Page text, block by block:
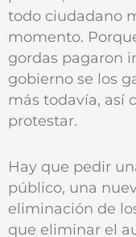
todo ciudadano
momento.
gordas pagaron
gobierno se los
más todavía, así
protestar.
Hay que pedir
público, una
eliminación de
que eliminar el